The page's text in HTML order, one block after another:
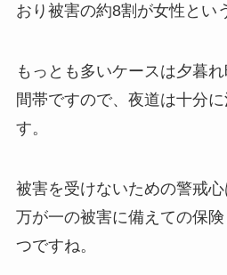
おり被害の約8割が女性とい
もっとも多いケースは夕暮
間帯ですので、夜道は十分
す。
被害を受けないための警戒心
万が一の被害に備えての保険
つですね。